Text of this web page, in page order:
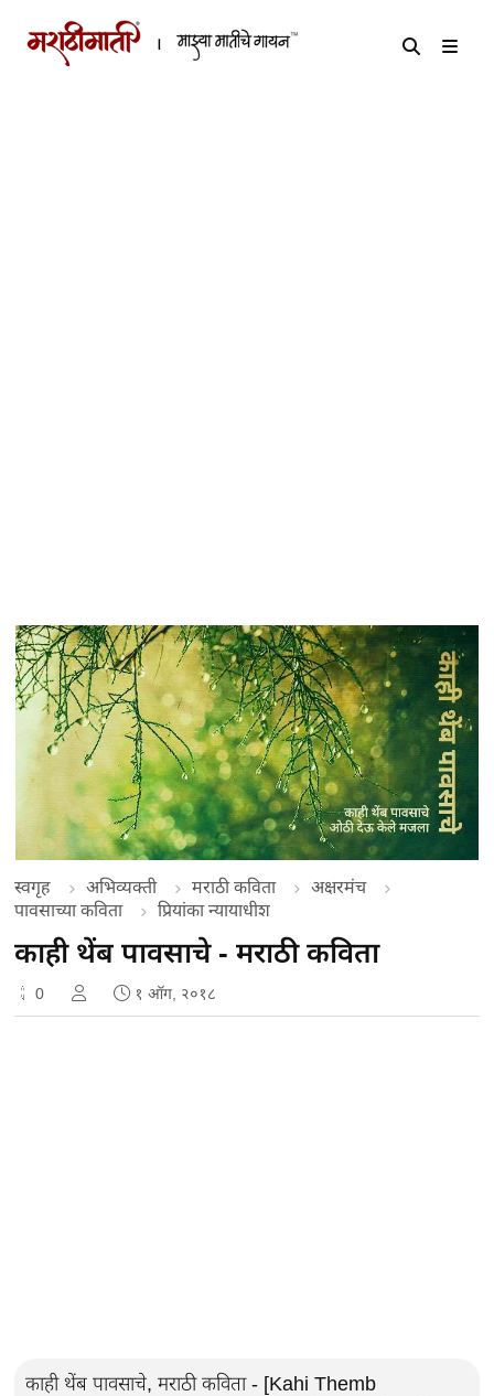
स्वगृह अभिव्यक्ती मराठी कविता
अक्षरमंच
पावसाच्या कविता
प्रियांका न्यायाधीश
काही थेंब पावसाचे - मराठी कविता
0 १ ऑग, २०१८
काही थेंब पावसाचे, मराठी कविता - [Kahi Themb